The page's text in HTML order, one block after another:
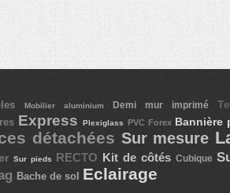
Mobilier aluminium Demi mur imprimé
ExpressPlexiglass PVC Forex
détachées Sur mesure
Sur pieds RECTO Kit de côtés Cubique
Bache de sol Eclairage